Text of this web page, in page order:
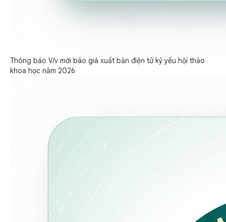
Thông báo V/v mời báo giá xuất bản điện tử kỷ yếu hội thảo
khoa học năm 2026